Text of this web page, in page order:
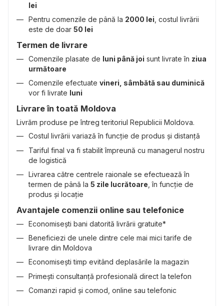
lei
Pentru comenzile de până la 2000 lei , costul livrării
este de doar 50 lei
Termen de livrare
Comenzile plasate de luni până joi sunt livrate în ziua
următoare
Comenzile efectuate vineri, sâmbătă sau duminică
vor fi livrate luni
Livrare în toată Moldova
Livrăm produse pe întreg teritoriul Republicii Moldova.
Costul livrării variază în funcție de produs și distanță
Tariful final va fi stabilit împreună cu managerul nostru
de logistică
Livrarea către centrele raionale se efectuează în
termen de până la 5 zile lucrătoare , în funcție de
produs și locație
Avantajele comenzii online sau telefonice
Economisești bani datorită livrării gratuite*
Beneficiezi de unele dintre cele mai mici tarife de
livrare din Moldova
Economisești timp evitând deplasările la magazin
Primești consultanță profesională direct la telefon
Comanzi rapid și comod, online sau telefonic